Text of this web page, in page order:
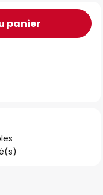
panier